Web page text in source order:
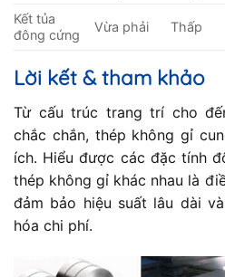
Kết tủa
đông cứng
Vừa phải Thấp
Lời kết & tham khảo
Từ cấu trúc trang trí cho
chắc chắn, thép không gỉ
ích. Hiểu được các đặc tính
thép không gỉ khác nhau là
đảm bảo hiệu suất lâu dài
hóa chi phí.